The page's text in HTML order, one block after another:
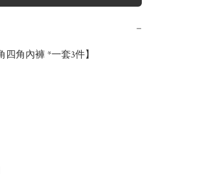
−
角內褲 *一套3件】